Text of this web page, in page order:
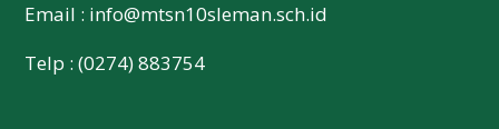
Email : info@mtsn10sleman.sch.id
Telp : (0274) 883754